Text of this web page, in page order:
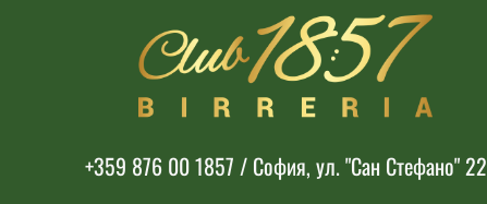
+359 876 00 1857 / София, ул. "Сан Стефано" 22